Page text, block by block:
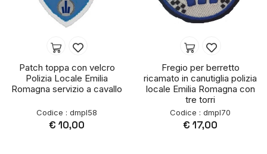
Patch toppa con velcro
Polizia Locale Emilia
Romagna servizio a cavallo
Codice : dmpl58
€ 10,00
Fregio per berretto
ricamato in canutiglia polizia
locale Emilia Romagna con
tre torri
Codice : dmpl70
€ 17,00